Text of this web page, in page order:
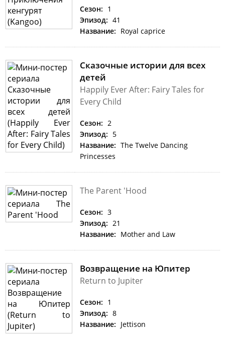
Сезон: 1
Эпизод: 41
Название: Royal caprice
Сказочные истории для всех
детей
Happily Ever After: Fairy Tales for
Every Child
Сезон: 2
Эпизод: 5
Название: The Twelve Dancing
Princesses
The Parent 'Hood
Сезон: 3
Эпизод: 21
Название: Mother and Law
Возвращение на Юпитер
Return to Jupiter
Сезон: 1
Эпизод: 8
Название: Jettison